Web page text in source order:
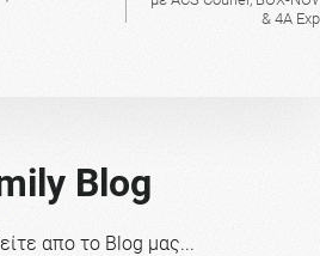
& 4A
Blog
απο το Blog μας...